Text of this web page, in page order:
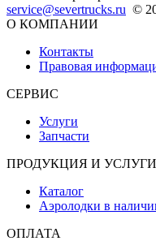
service@severtrucks.ru ©
О КОМПАНИИ
Контакты
Правовая
СЕРВИС
Услуги
Запчасти
ПРОДУКЦИЯ И УСЛУГИ
Каталог
Аэролодки в
ОПЛАТА